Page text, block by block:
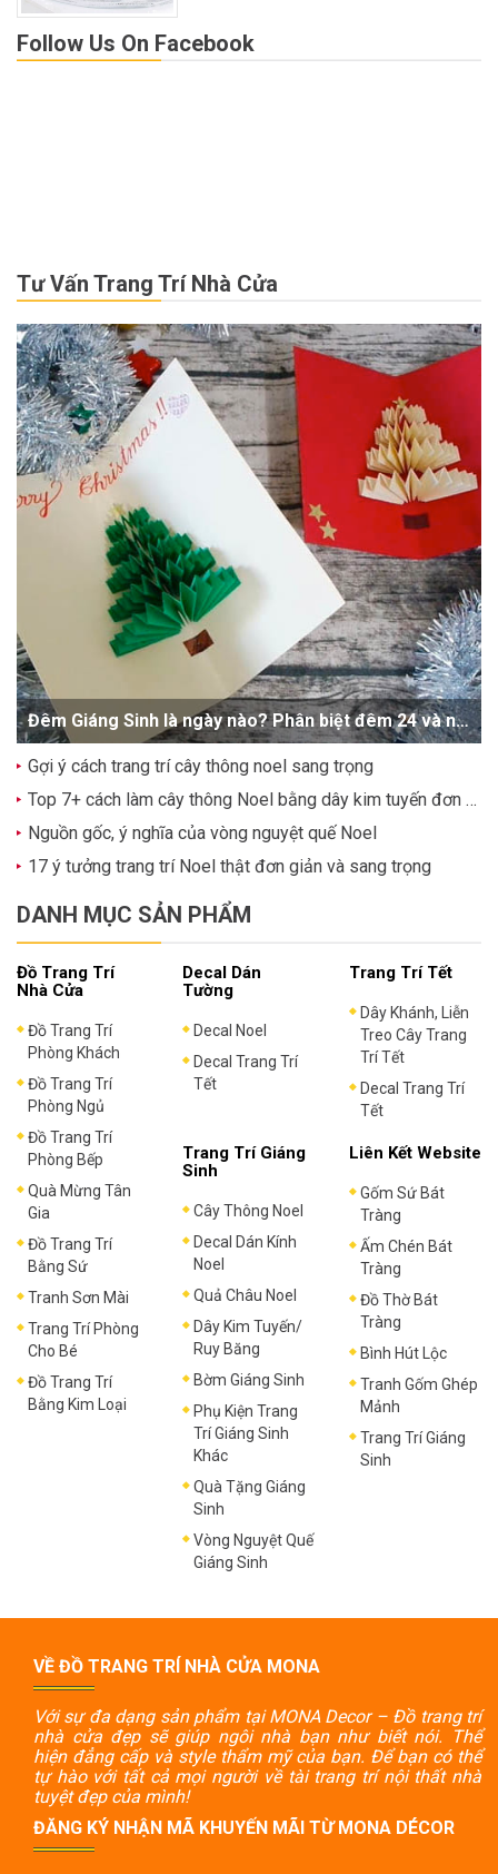
Follow Us On Facebook
Tư Vấn Trang Trí Nhà Cửa
Đêm Giáng Sinh là ngày nào? Phân biệt đêm 24 và ngày 25/12
Gợi ý cách trang trí cây thông noel sang trọng
Top 7+ cách làm cây thông Noel bằng dây kim tuyến đơn giản, dễ thương
Nguồn gốc, ý nghĩa của vòng nguyệt quế Noel
17 ý tưởng trang trí Noel thật đơn giản và sang trọng
DANH MỤC SẢN PHẨM
Đồ Trang Trí
Nhà Cửa
Đồ Trang Trí
Phòng Khách
Đồ Trang Trí
Phòng Ngủ
Đồ Trang Trí
Phòng Bếp
Quà Mừng Tân
Gia
Đồ Trang Trí
Bằng Sứ
Tranh Sơn Mài
Trang Trí Phòng
Cho Bé
Đồ Trang Trí
Bằng Kim Loại
Decal Dán
Tường
Decal Noel
Decal Trang Trí
Tết
Trang Trí Tết
Dây Khánh, Liễn
Treo Cây Trang
Trí Tết
Decal Trang Trí
Tết
Trang Trí Giáng
Sinh
Cây Thông Noel
Decal Dán Kính
Noel
Quả Châu Noel
Dây Kim Tuyến/
Ruy Băng
Bờm Giáng Sinh
Phụ Kiện Trang
Trí Giáng Sinh
Khác
Quà Tặng Giáng
Sinh
Vòng Nguyệt Quế
Giáng Sinh
Liên Kết Website
Gốm Sứ Bát
Tràng
Ấm Chén Bát
Tràng
Đồ Thờ Bát
Tràng
Bình Hút Lộc
Tranh Gốm Ghép
Mảnh
Trang Trí Giáng
Sinh
VỀ ĐỒ TRANG TRÍ NHÀ CỬA MONA
Với sự đa dạng sản phẩm tại MONA Decor – Đồ trang trí
nhà cửa đẹp sẽ giúp ngôi nhà bạn như biết nói. Thể
hiện đẳng cấp và style thẩm mỹ của bạn. Để bạn có thể
tự hào với tất cả mọi người về tài trang trí nội thất nhà
tuyệt đẹp của mình!
ĐĂNG KÝ NHẬN MÃ KHUYẾN MÃI TỪ MONA DÉCOR